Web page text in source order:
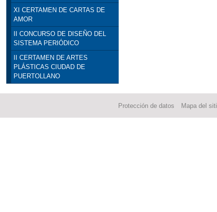
XI CERTAMEN DE CARTAS DE
AMOR
II CONCURSO DE DISEÑO DEL
SISTEMA PERIÓDICO
II CERTAMEN DE ARTES
PLÁSTICAS CIUDAD DE
PUERTOLLANO
Protección de datos Mapa del